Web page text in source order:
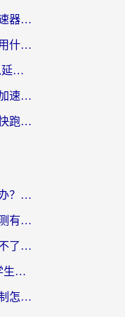
海外玩开心消消乐用什么加速器最好？2026真实体验指南，告别延迟卡顿
英国打反恐精英：全球攻势用什么加速器？2026年实测有效的国服游戏加速指南
海外玩《天下-异兽山海》总延迟？这篇延迟加速器指南帮你告别卡顿（附日本玩Sky光·遇最高警戒解决方案）
打魔兽争霸网易平台用什么加速器？海外党亲测有效的国服游戏加速指南
菲律宾怎么玩熊出没之熊大快跑？海外党国服游戏加速终极攻略（附3款热门游戏实测）
腾讯视频在英国用不了怎么办？留学生亲测有效的回国加速器指南
国外电影怎么看？海外党亲测有效的回国加速器选择指南
国家政务服务平台在缅甸用不了怎么办？海外华人必看的回国加速全攻略
海外看不了b站怎么办？留学生亲测有效的回国加速器选择攻略，解决豆瓣音乐、美团外卖难题
在新西兰用千千音乐地区限制怎么办？海外华人必备的回国加速解决方案